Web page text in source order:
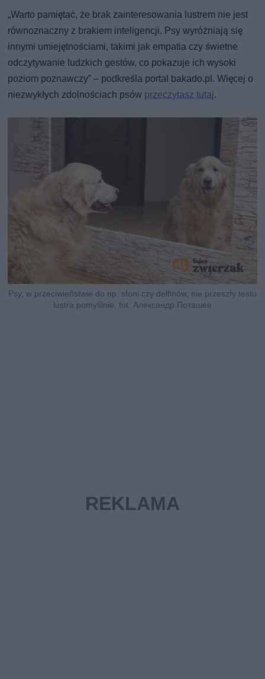
„Warto pamiętać, że brak zainteresowania lustrem nie jest
równoznaczny z brakiem inteligencji. Psy wyróżniają się
innymi umiejętnościami, takimi jak empatia czy świetne
odczytywanie ludzkich gestów, co pokazuje ich wysoki
poziom poznawczy” – podkreśla portal bakado.pl. Więcej o
niezwykłych zdolnościach psów przeczytasz tutaj.
Psy, w przeciwieństwie do np. słoni czy delfinów, nie przeszły testu
lustra pomyślnie, fot. Александр Поташев